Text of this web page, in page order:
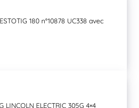
180 n°10878 UC338 avec
ELECTRIC 305G 4×4